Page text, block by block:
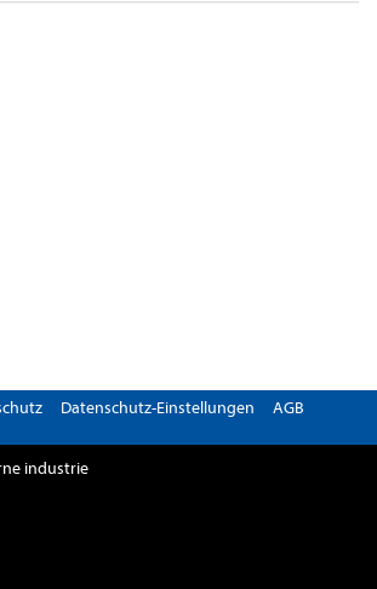
Datenschutz-Einstellungen AGB
industrie